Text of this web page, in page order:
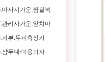
마사지가운.찜질복
관리사가운.앞치마
피부.두피측정기
샴푸대/미용의자